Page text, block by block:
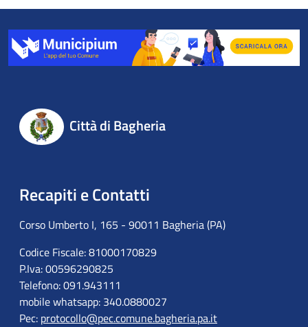
Città di Bagheria
Recapiti e Contatti
Corso Umberto I, 165 - 90011 Bagheria (PA)
Codice Fiscale: 81000170829
P.Iva: 00596290825
Telefono: 091.943111
mobile whatsapp: 340.0880027
Pec: protocollo@pec.comune.bagheria.pa.it